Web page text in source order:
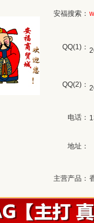
安福搜索：
QQ(1)：
QQ(2)：
电话：
地址：
主营产品：